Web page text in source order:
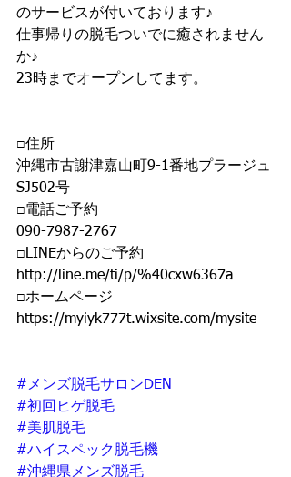
のサービスが付いております♪
仕事帰りの脱毛ついでに癒されません
か♪
23時までオープンしてます。
□住所
沖縄市古謝津嘉山町9-1番地プラージュ
SJ502号
□電話ご予約
090-7987-2767
□LINEからのご予約
http://line.me/ti/p/%40cxw6367a
□ホームページ
https://myiyk777t.wixsite.com/mysite
#メンズ脱毛サロンDEN
#初回ヒゲ脱毛
#美肌脱毛
#ハイスペック脱毛機
#沖縄県メンズ脱毛